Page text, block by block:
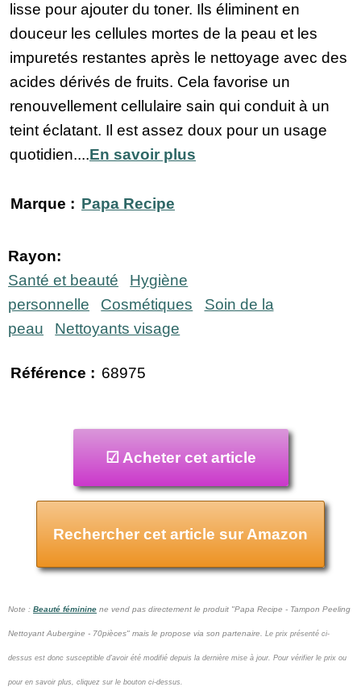
lisse pour ajouter du toner. Ils éliminent en
douceur les cellules mortes de la peau et les
impuretés restantes après le nettoyage avec des
acides dérivés de fruits. Cela favorise un
renouvellement cellulaire sain qui conduit à un
teint éclatant. Il est assez doux pour un usage
quotidien....En savoir plus
Marque : Papa Recipe
Rayon:
Santé et beauté
Hygiène
personnelle
Cosmétiques
Soin de la
peau
Nettoyants visage
Référence : 68975
☑ Acheter cet article
Rechercher cet article sur Amazon
Note : Beauté féminine ne vend pas directement le produit "Papa Recipe - Tampon Peeling
Nettoyant Aubergine - 70pièces" mais le propose via son partenaire. Le prix présenté ci-
dessus est donc susceptible d'avoir été modifié depuis la dernière mise à jour. Pour vérifier le prix ou
pour en savoir plus, cliquez sur le bouton ci-dessus.